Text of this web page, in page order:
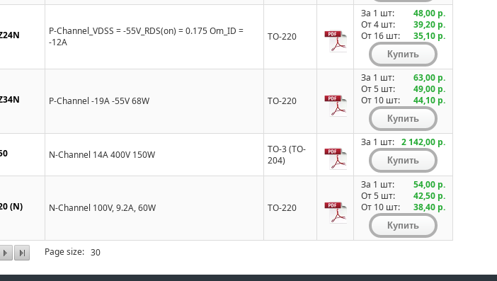
Page size:
P-Channel_VDSS = -55V_RDS(on) = 0.175 Om_ID =
-12A
TO-220
За 1 шт:
48,00 р.
От 4 шт:
39,20 р.
От 16 шт:
35,10 р.
P-Channel -19A -55V 68W TO-220
За 1 шт:
63,00 р.
От 5 шт:
49,00 р.
От 10 шт:
44,10 р.
N-Channel 14A 400V 150W
TO-3 (TO-
204)
За 1 шт: 2 142,00 р.
(N)
N-Channel 100V, 9.2A, 60W TO-220
За 1 шт:
54,00 р.
От 5 шт:
42,50 р.
От 10 шт:
38,40 р.